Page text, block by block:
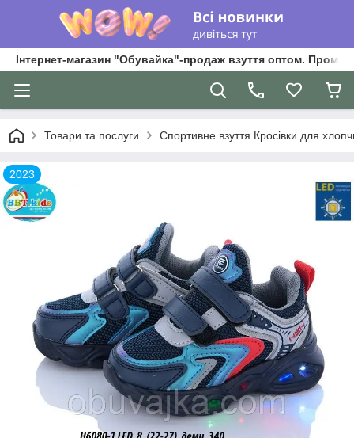
Інтернет-магазин "Обувайка"-продаж взуття оптом.
Товари та послуги Спортивне взуття Кросівки для
2023